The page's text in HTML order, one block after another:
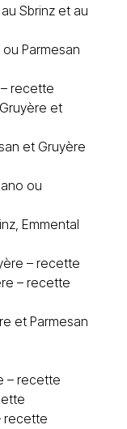
Sbrinz et au
Parmesan
recette
et
et Gruyère
ou
Emmental
– recette
– recette
et Parmesan
– recette
recette